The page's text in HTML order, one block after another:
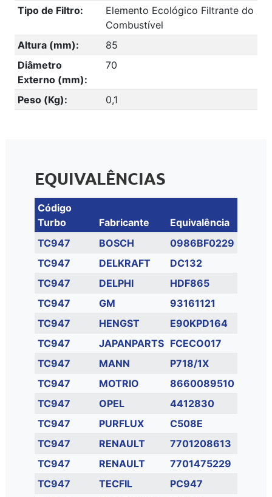
Tipo de Filtro:
Elemento Ecológico Filtrante do
Combustível
Altura (mm):
85
Diâmetro
Externo (mm):
70
Peso (Kg): 0,1
EQUIVALÊNCIAS
Código
Turbo
Fabricante
Equivalência
TC947
BOSCH
0986BF0229
TC947
DELKRAFT
DC132
TC947
DELPHI
HDF865
TC947
GM
93161121
TC947
HENGST
E90KPD164
TC947
JAPANPARTS FCECO017
TC947
MANN
P718/1X
TC947
MOTRIO
8660089510
TC947
OPEL
4412830
TC947
PURFLUX
C508E
TC947
RENAULT
7701208613
TC947
RENAULT
7701475229
TC947
TECFIL
PC947